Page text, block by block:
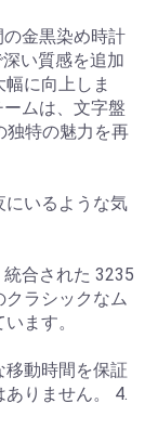
金黒染め時計
い質感を追加
に向上しま
ムは、文字盤
独特の魅力を再
にいるような気
合された 3235
ラシックなム
ます。
動時間を保証
りません。 4.